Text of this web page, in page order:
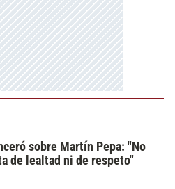
sobre Martín Pepa: "No
de lealtad ni de respeto"